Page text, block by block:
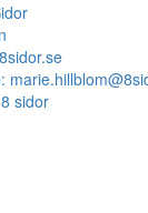
sidor